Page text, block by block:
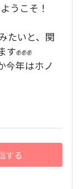
うこそ！
たいと、関
✊✊✊
今年はホノ
する